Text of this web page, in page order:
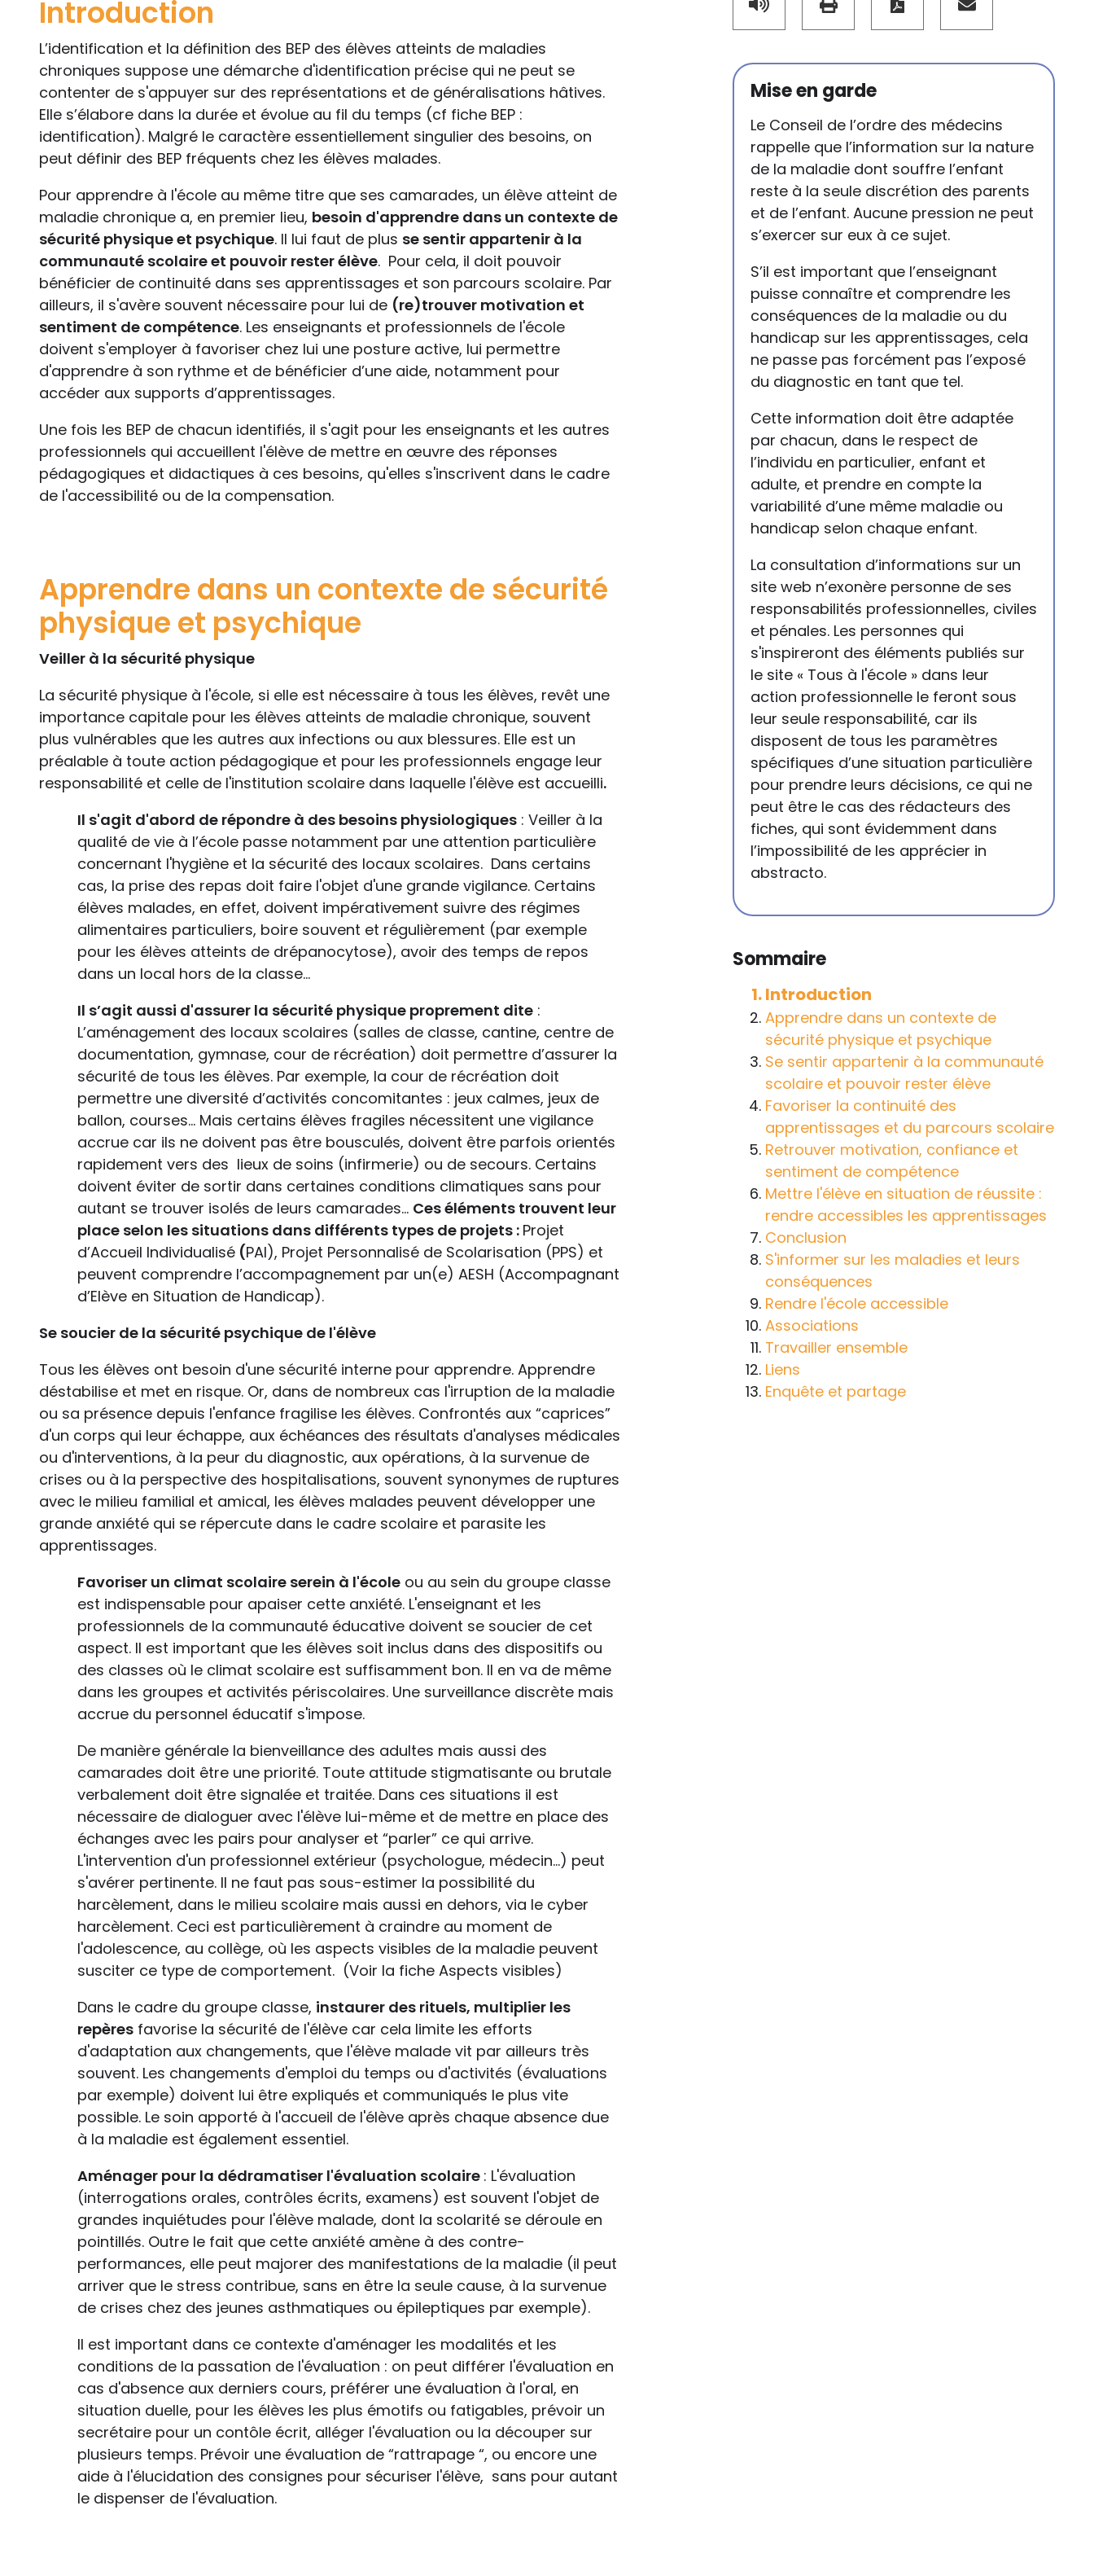
Introduction
L’identification et la définition des BEP des élèves atteints de maladies
chroniques suppose une démarche d'identification précise qui ne peut se
contenter de s'appuyer sur des représentations et de généralisations hâtives.
Elle s’élabore dans la durée et évolue au fil du temps (cf fiche BEP :
identification). Malgré le caractère essentiellement singulier des besoins, on
peut définir des BEP fréquents chez les élèves malades.
Pour apprendre à l'école au même titre que ses camarades, un élève atteint de
maladie chronique a, en premier lieu, besoin d'apprendre dans un contexte de
sécurité physique et psychique. Il lui faut de plus se sentir appartenir à la
communauté scolaire et pouvoir rester élève. Pour cela, il doit pouvoir
bénéficier de continuité dans ses apprentissages et son parcours scolaire. Par
ailleurs, il s'avère souvent nécessaire pour lui de (re)trouver motivation et
sentiment de compétence. Les enseignants et professionnels de l'école
doivent s'employer à favoriser chez lui une posture active, lui permettre
d'apprendre à son rythme et de bénéficier d’une aide, notamment pour
accéder aux supports d’apprentissages.
Une fois les BEP de chacun identifiés, il s'agit pour les enseignants et les autres
professionnels qui accueillent l'élève de mettre en œuvre des réponses
pédagogiques et didactiques à ces besoins, qu'elles s'inscrivent dans le cadre
de l'accessibilité ou de la compensation.
Apprendre dans un contexte de sécurité
physique et psychique
Veiller à la sécurité physique
La sécurité physique à l'école, si elle est nécessaire à tous les élèves, revêt une
importance capitale pour les élèves atteints de maladie chronique, souvent
plus vulnérables que les autres aux infections ou aux blessures. Elle est un
préalable à toute action pédagogique et pour les professionnels engage leur
responsabilité et celle de l'institution scolaire dans laquelle l'élève est accueilli.
Il s'agit d'abord de répondre à des besoins physiologiques : Veiller à la
qualité de vie à l’école passe notamment par une attention particulière
concernant l'hygiène et la sécurité des locaux scolaires. Dans certains
cas, la prise des repas doit faire l'objet d'une grande vigilance. Certains
élèves malades, en effet, doivent impérativement suivre des régimes
alimentaires particuliers, boire souvent et régulièrement (par exemple
pour les élèves atteints de drépanocytose), avoir des temps de repos
dans un local hors de la classe…
Il s’agit aussi d'assurer la sécurité physique proprement dite :
L’aménagement des locaux scolaires (salles de classe, cantine, centre de
documentation, gymnase, cour de récréation) doit permettre d’assurer la
sécurité de tous les élèves. Par exemple, la cour de récréation doit
permettre une diversité d’activités concomitantes : jeux calmes, jeux de
ballon, courses… Mais certains élèves fragiles nécessitent une vigilance
accrue car ils ne doivent pas être bousculés, doivent être parfois orientés
rapidement vers des lieux de soins (infirmerie) ou de secours. Certains
doivent éviter de sortir dans certaines conditions climatiques sans pour
autant se trouver isolés de leurs camarades… Ces éléments trouvent leur
place selon les situations dans différents types de projets : Projet
d’Accueil Individualisé (PAI), Projet Personnalisé de Scolarisation (PPS) et
peuvent comprendre l’accompagnement par un(e) AESH (Accompagnant
d’Elève en Situation de Handicap).
Se soucier de la sécurité psychique de l'élève
Tous les élèves ont besoin d'une sécurité interne pour apprendre. Apprendre
déstabilise et met en risque. Or, dans de nombreux cas l'irruption de la maladie
ou sa présence depuis l'enfance fragilise les élèves. Confrontés aux “caprices”
d'un corps qui leur échappe, aux échéances des résultats d'analyses médicales
ou d'interventions, à la peur du diagnostic, aux opérations, à la survenue de
crises ou à la perspective des hospitalisations, souvent synonymes de ruptures
avec le milieu familial et amical, les élèves malades peuvent développer une
grande anxiété qui se répercute dans le cadre scolaire et parasite les
apprentissages.
Favoriser un climat scolaire serein à l'école ou au sein du groupe classe
est indispensable pour apaiser cette anxiété. L'enseignant et les
professionnels de la communauté éducative doivent se soucier de cet
aspect. Il est important que les élèves soit inclus dans des dispositifs ou
des classes où le climat scolaire est suffisamment bon. Il en va de même
dans les groupes et activités périscolaires. Une surveillance discrète mais
accrue du personnel éducatif s'impose.
De manière générale la bienveillance des adultes mais aussi des
camarades doit être une priorité. Toute attitude stigmatisante ou brutale
verbalement doit être signalée et traitée. Dans ces situations il est
nécessaire de dialoguer avec l'élève lui-même et de mettre en place des
échanges avec les pairs pour analyser et “parler” ce qui arrive.
L'intervention d'un professionnel extérieur (psychologue, médecin...) peut
s'avérer pertinente. Il ne faut pas sous-estimer la possibilité du
harcèlement, dans le milieu scolaire mais aussi en dehors, via le cyber
harcèlement. Ceci est particulièrement à craindre au moment de
l'adolescence, au collège, où les aspects visibles de la maladie peuvent
susciter ce type de comportement. (Voir la fiche Aspects visibles)
Dans le cadre du groupe classe, instaurer des rituels, multiplier les
repères favorise la sécurité de l'élève car cela limite les efforts
d'adaptation aux changements, que l'élève malade vit par ailleurs très
souvent. Les changements d'emploi du temps ou d'activités (évaluations
par exemple) doivent lui être expliqués et communiqués le plus vite
possible. Le soin apporté à l'accueil de l'élève après chaque absence due
à la maladie est également essentiel.
Aménager pour la dédramatiser l'évaluation scolaire : L'évaluation
(interrogations orales, contrôles écrits, examens) est souvent l'objet de
grandes inquiétudes pour l'élève malade, dont la scolarité se déroule en
pointillés. Outre le fait que cette anxiété amène à des contre-
performances, elle peut majorer des manifestations de la maladie (il peut
arriver que le stress contribue, sans en être la seule cause, à la survenue
de crises chez des jeunes asthmatiques ou épileptiques par exemple).
Il est important dans ce contexte d'aménager les modalités et les
conditions de la passation de l'évaluation : on peut différer l'évaluation en
cas d'absence aux derniers cours, préférer une évaluation à l'oral, en
situation duelle, pour les élèves les plus émotifs ou fatigables, prévoir un
secrétaire pour un contôle écrit, alléger l'évaluation ou la découper sur
plusieurs temps. Prévoir une évaluation de “rattrapage “, ou encore une
aide à l'élucidation des consignes pour sécuriser l'élève, sans pour autant
le dispenser de l'évaluation.
Mise en garde
Le Conseil de l’ordre des médecins
rappelle que l’information sur la nature
de la maladie dont souffre l’enfant
reste à la seule discrétion des parents
et de l’enfant. Aucune pression ne peut
s’exercer sur eux à ce sujet.
S’il est important que l’enseignant
puisse connaître et comprendre les
conséquences de la maladie ou du
handicap sur les apprentissages, cela
ne passe pas forcément pas l’exposé
du diagnostic en tant que tel.
Cette information doit être adaptée
par chacun, dans le respect de
l’individu en particulier, enfant et
adulte, et prendre en compte la
variabilité d’une même maladie ou
handicap selon chaque enfant.
La consultation d’informations sur un
site web n’exonère personne de ses
responsabilités professionnelles, civiles
et pénales. Les personnes qui
s'inspireront des éléments publiés sur
le site « Tous à l'école » dans leur
action professionnelle le feront sous
leur seule responsabilité, car ils
disposent de tous les paramètres
spécifiques d’une situation particulière
pour prendre leurs décisions, ce qui ne
peut être le cas des rédacteurs des
fiches, qui sont évidemment dans
l’impossibilité de les apprécier in
abstracto.
Sommaire
Introduction
Apprendre dans un contexte de
sécurité physique et psychique
Se sentir appartenir à la communauté
scolaire et pouvoir rester élève
Favoriser la continuité des
apprentissages et du parcours scolaire
Retrouver motivation, confiance et
sentiment de compétence
Mettre l'élève en situation de réussite :
rendre accessibles les apprentissages
Conclusion
S'informer sur les maladies et leurs
conséquences
Rendre l'école accessible
Associations
Travailler ensemble
Liens
Enquête et partage